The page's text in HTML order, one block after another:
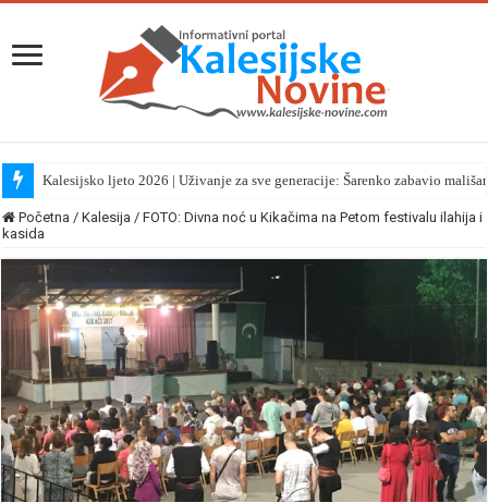
Kalesijsko ljeto 2026 | Uživanje za sve generacije: Šarenko zabavio
Početna / Kalesija / FOTO: Divna noć u Kikačima na Petom festivalu ilahija i
kasida